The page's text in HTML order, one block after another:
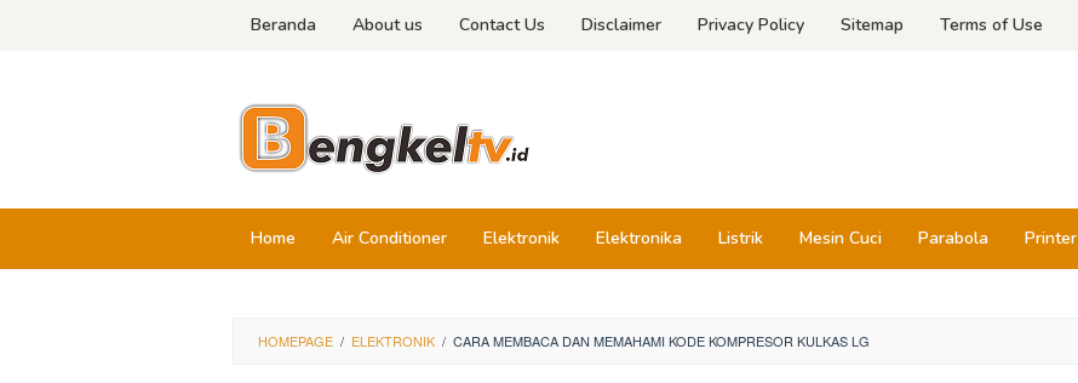
Beranda About us Contact Us Disclaimer Privacy Policy Sitemap Terms of Use
Home Air Conditioner Elektronik Elektronika Listrik Mesin Cuci Parabola Printer
HOMEPAGE / ELEKTRONIK / CARA MEMBACA DAN MEMAHAMI KODE KOMPRESOR KULKAS LG